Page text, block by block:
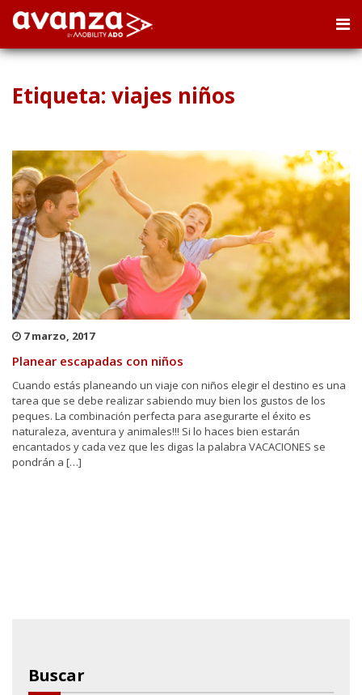
Etiqueta: viajes niños
7 marzo, 2017
Planear escapadas con niños
Cuando estás planeando un viaje con niños elegir el destino es una
tarea que se debe realizar sabiendo muy bien los gustos de los
peques. La combinación perfecta para asegurarte el éxito es
naturaleza, aventura y animales!!! Si lo haces bien estarán
encantados y cada vez que les digas la palabra VACACIONES se
pondrán a […]
Buscar